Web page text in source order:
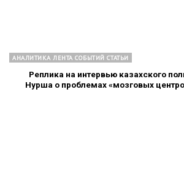
АНАЛИТИКА ЛЕНТА СОБЫТИЙ СТАТЬИ
Реплика на интервью казахского
Нурша о проблемах «мозговых